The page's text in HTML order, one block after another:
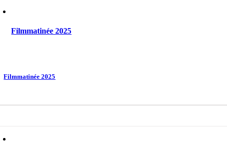
Filmmatinée 2025
Filmmatinée 2025